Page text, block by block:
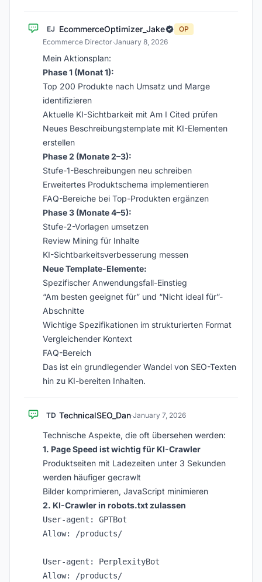
EJ EcommerceOptimizer_Jake
OP
Ecommerce Director·January 8, 2026
Mein Aktionsplan:
Phase 1 (Monat 1):
Top 200 Produkte nach Umsatz und Marge
identifizieren
Aktuelle KI-Sichtbarkeit mit Am I Cited prüfen
Neues Beschreibungstemplate mit KI-Elementen
erstellen
Phase 2 (Monate 2–3):
Stufe-1-Beschreibungen neu schreiben
Erweitertes Produktschema implementieren
FAQ-Bereiche bei Top-Produkten ergänzen
Phase 3 (Monate 4–5):
Stufe-2-Vorlagen umsetzen
Review Mining für Inhalte
KI-Sichtbarkeitsverbesserung messen
Neue Template-Elemente:
Spezifischer Anwendungsfall-Einstieg
“Am besten geeignet für” und “Nicht ideal für”-
Abschnitte
Wichtige Spezifikationen im strukturierten Format
Vergleichender Kontext
FAQ-Bereich
Das ist ein grundlegender Wandel von SEO-Texten
hin zu KI-bereiten Inhalten.
TD TechnicalSEO_Dan·January 7, 2026
Technische Aspekte, die oft übersehen werden:
1. Page Speed ist wichtig für KI-Crawler
Produktseiten mit Ladezeiten unter 3 Sekunden
werden häufiger gecrawlt
Bilder komprimieren, JavaScript minimieren
2. KI-Crawler in robots.txt zulassen
User-agent: GPTBot
Allow: /products/
User-agent: PerplexityBot